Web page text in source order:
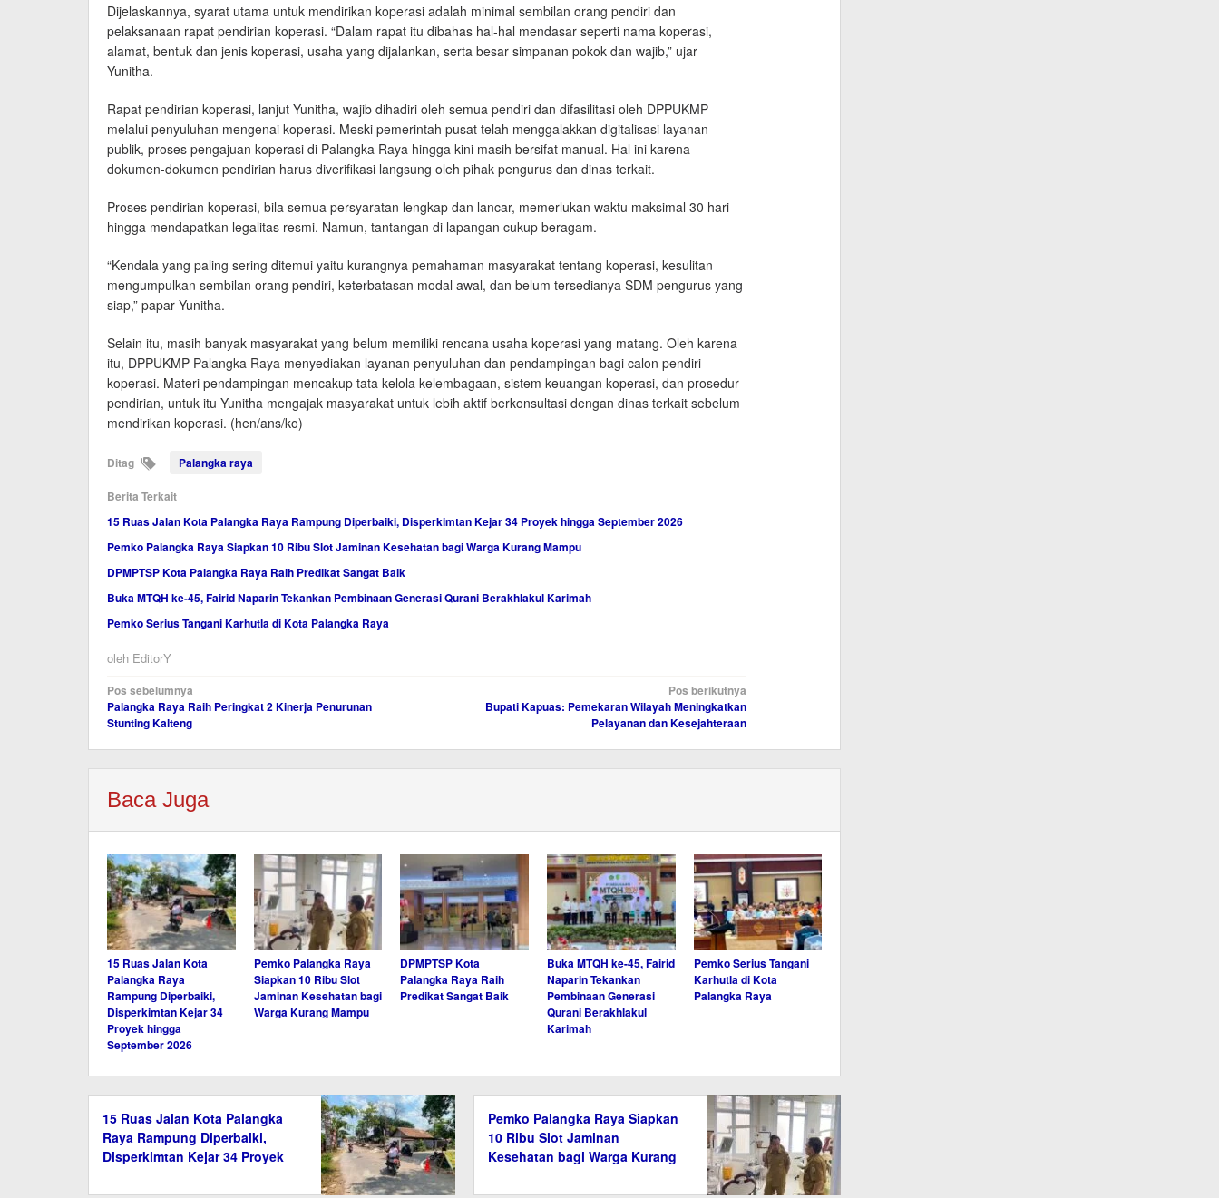
Dijelaskannya, syarat utama untuk mendirikan koperasi adalah minimal sembilan orang pendiri dan
pelaksanaan rapat pendirian koperasi. “Dalam rapat itu dibahas hal-hal mendasar seperti nama koperasi,
alamat, bentuk dan jenis koperasi, usaha yang dijalankan, serta besar simpanan pokok dan wajib,” ujar
Yunitha.
Rapat pendirian koperasi, lanjut Yunitha, wajib dihadiri oleh semua pendiri dan difasilitasi oleh DPPUKMP
melalui penyuluhan mengenai koperasi. Meski pemerintah pusat telah menggalakkan digitalisasi layanan
publik, proses pengajuan koperasi di Palangka Raya hingga kini masih bersifat manual. Hal ini karena
dokumen-dokumen pendirian harus diverifikasi langsung oleh pihak pengurus dan dinas terkait.
Proses pendirian koperasi, bila semua persyaratan lengkap dan lancar, memerlukan waktu maksimal 30 hari
hingga mendapatkan legalitas resmi. Namun, tantangan di lapangan cukup beragam.
“Kendala yang paling sering ditemui yaitu kurangnya pemahaman masyarakat tentang koperasi, kesulitan
mengumpulkan sembilan orang pendiri, keterbatasan modal awal, dan belum tersedianya SDM pengurus yang
siap,” papar Yunitha.
Selain itu, masih banyak masyarakat yang belum memiliki rencana usaha koperasi yang matang. Oleh karena
itu, DPPUKMP Palangka Raya menyediakan layanan penyuluhan dan pendampingan bagi calon pendiri
koperasi. Materi pendampingan mencakup tata kelola kelembagaan, sistem keuangan koperasi, dan prosedur
pendirian, untuk itu Yunitha mengajak masyarakat untuk lebih aktif berkonsultasi dengan dinas terkait sebelum
mendirikan koperasi. (hen/ans/ko)
Ditag Palangka raya
Berita Terkait
15 Ruas Jalan Kota Palangka Raya Rampung Diperbaiki, Disperkimtan Kejar 34 Proyek hingga September 2026
Pemko Palangka Raya Siapkan 10 Ribu Slot Jaminan Kesehatan bagi Warga Kurang Mampu
DPMPTSP Kota Palangka Raya Raih Predikat Sangat Baik
Buka MTQH ke-45, Fairid Naparin Tekankan Pembinaan Generasi Qurani Berakhlakul Karimah
Pemko Serius Tangani Karhutla di Kota Palangka Raya
oleh EditorY
Navigasi
pos
Pos sebelumnya
Palangka Raya Raih Peringkat 2 Kinerja Penurunan
Stunting Kalteng
Pos berikutnya
Bupati Kapuas: Pemekaran Wilayah Meningkatkan
Pelayanan dan Kesejahteraan
Baca Juga
15 Ruas Jalan Kota
Palangka Raya
Rampung Diperbaiki,
Disperkimtan Kejar 34
Proyek hingga
September 2026
Pemko Palangka Raya
Siapkan 10 Ribu Slot
Jaminan Kesehatan bagi
Warga Kurang Mampu
DPMPTSP Kota
Palangka Raya Raih
Predikat Sangat Baik
Buka MTQH ke-45, Fairid
Naparin Tekankan
Pembinaan Generasi
Qurani Berakhlakul
Karimah
Pemko Serius Tangani
Karhutla di Kota
Palangka Raya
15 Ruas Jalan Kota Palangka
Raya Rampung Diperbaiki,
Disperkimtan Kejar 34 Proyek
Pemko Palangka Raya Siapkan
10 Ribu Slot Jaminan
Kesehatan bagi Warga Kurang